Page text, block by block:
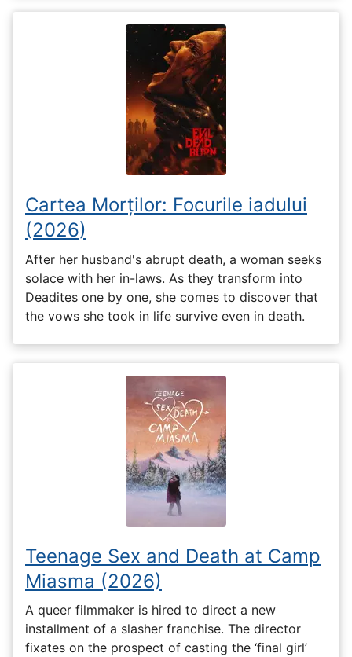
Cartea Morților: Focurile iadului
(2026)
After her husband's abrupt death, a woman seeks
solace with her in-laws. As they transform into
Deadites one by one, she comes to discover that
the vows she took in life survive even in death.
Teenage Sex and Death at Camp
Miasma (2026)
A queer filmmaker is hired to direct a new
installment of a slasher franchise. The director
fixates on the prospect of casting the ‘final girl’